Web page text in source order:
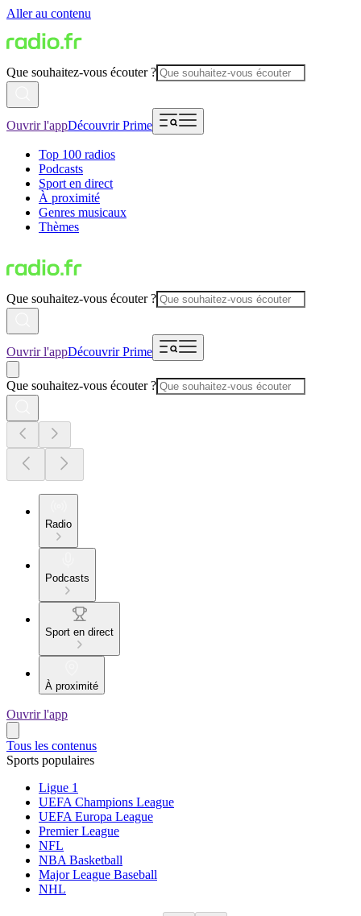
Aller au contenu
Que souhaitez-vous écouter ?
Ouvrir l'appDécouvrir Prime
Top 100 radios
Podcasts
Sport en direct
À proximité
Genres musicaux
Thèmes
Que souhaitez-vous écouter ?
Ouvrir l'appDécouvrir Prime
Que souhaitez-vous écouter ?
Radio
Podcasts
Sport en direct
À proximité
Ouvrir l'app
Tous les contenus
Sports populaires
Ligue 1
UEFA Champions League
UEFA Europa League
Premier League
NFL
NBA Basketball
Major League Baseball
NHL